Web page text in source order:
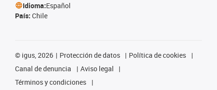
Idioma:Español
País: Chile
© igus, 2026 Protección de datos
Política de cookies
Canal de denuncia
Aviso legal
Términos y condiciones